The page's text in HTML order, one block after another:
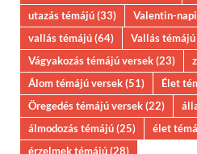
utazás témájú(33) Valentin-
vallás témájú(64) Vallás
Vágyakozás témájú versek(23)
Álom témájú versek(51) Élet
Öregedés témájú versek(22)
álmodozás témájú(25) élet
érzelmek témájú(28)